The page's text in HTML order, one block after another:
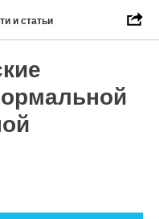
и статьи